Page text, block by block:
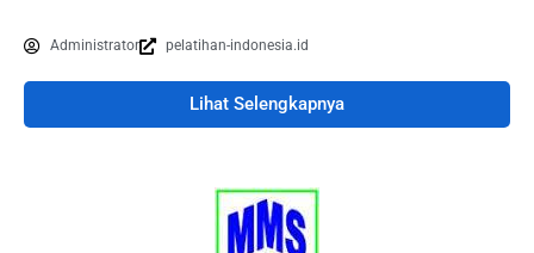
Administrator pelatihan-indonesia.id
Lihat Selengkapnya